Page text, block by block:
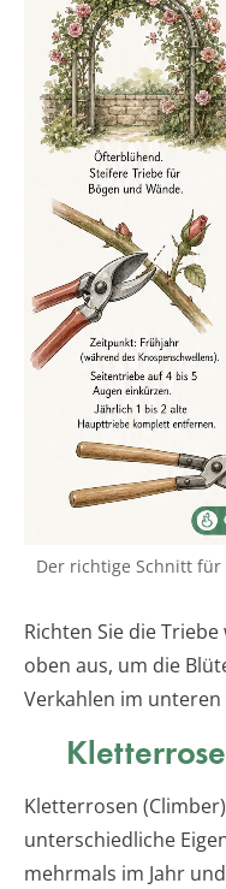
Der richtige Schnitt
Richten Sie die
oben aus, um die
Verkahlen im
Kletterrosen
unterschiedliche
mehrmals im Jahr